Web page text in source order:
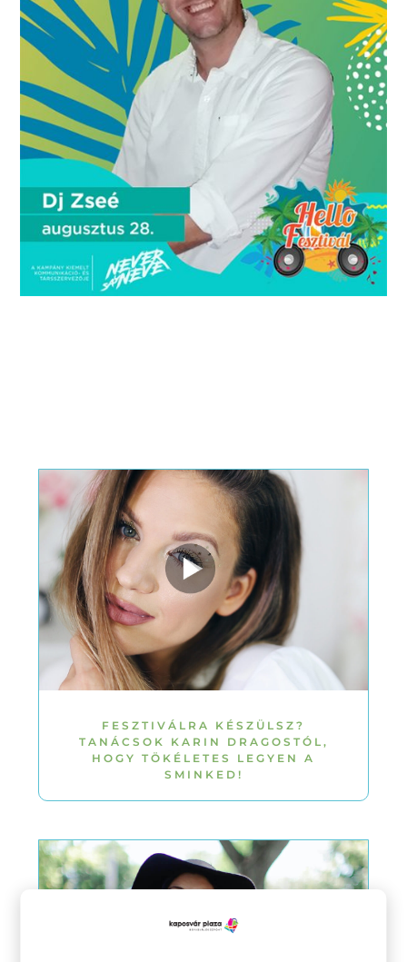
FESZTIVÁLRA KÉSZÜLSZ?
TANÁCSOK KARIN DRAGOSTÓL,
HOGY TÖKÉLETES LEGYEN A
SMINKED!